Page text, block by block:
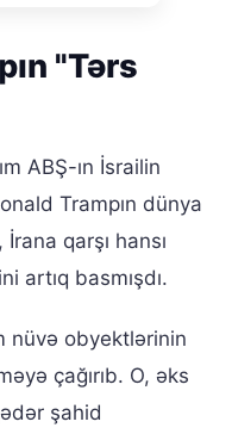
"Tərs
ABŞ-ın İsrailin
Trampın dünya
qarşı hansı
artıq basmışdı.
nüvə obyektlərinin
çağırıb. O, əks
şahid